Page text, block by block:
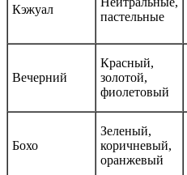
Кэжуал
пастельные
Вечерний
Красный,
золотой,
фиолетовый
Бохо
Зеленый,
коричневый,
оранжевый